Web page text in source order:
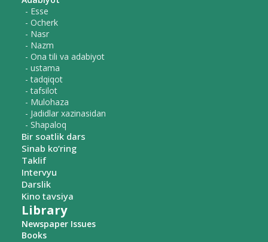
- Esse
- Ocherk
- Nasr
- Nazm
- Ona tili va adabiyot
- ustama
- tadqiqot
- tafsilot
- Mulohaza
- Jadidlar xazinasidan
- Shapaloq
Bir soatlik dars
Sinab ko‘ring
Taklif
Intervyu
Darslik
Kino tavsiya
Library
Newspaper Issues
Books